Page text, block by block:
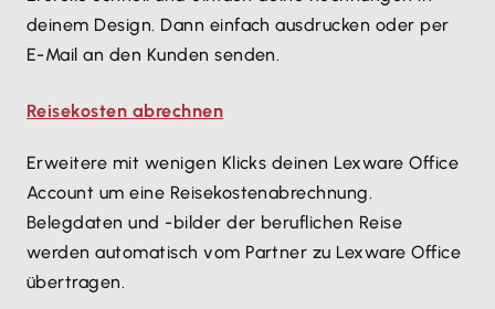
deinem Design. Dann einfach ausdrucken oder per
E-Mail an den Kunden senden.
Reisekosten abrechnen
Erweitere mit wenigen Klicks deinen Lexware Office
Account um eine Reisekostenabrechnung.
Belegdaten und -bilder der beruflichen Reise
werden automatisch vom Partner zu Lexware Office
übertragen.